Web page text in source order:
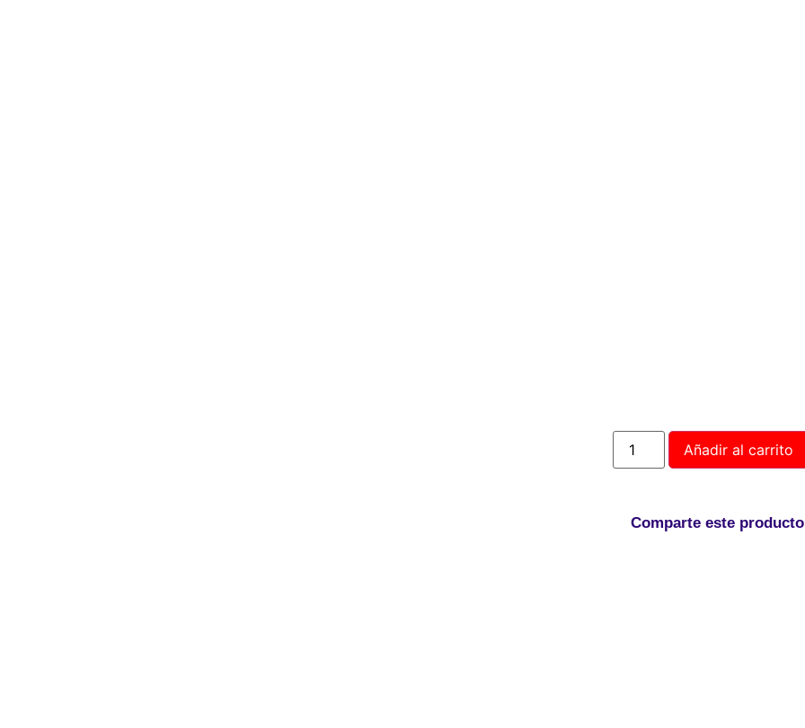
Añadir al carrito
Comparte este